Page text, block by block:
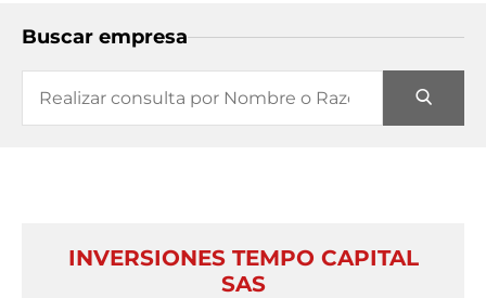
Buscar empresa
INVERSIONES TEMPO CAPITAL
SAS